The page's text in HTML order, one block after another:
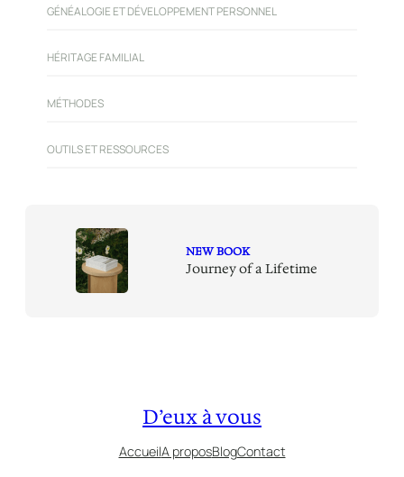
GÉNÉALOGIE ET DÉVELOPPEMENT PERSONNEL
HÉRITAGE FAMILIAL
MÉTHODES
OUTILS ET RESSOURCES
NEW BOOK
Journey of a Lifetime
D’eux à vous
AccueilA proposBlogContact